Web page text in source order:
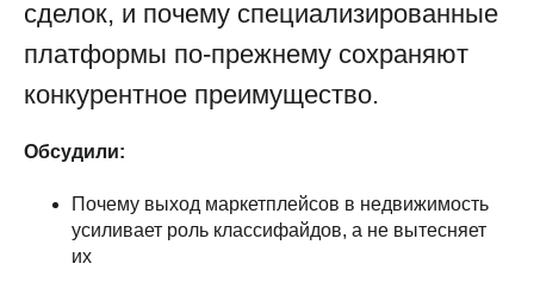
сделок, и почему специализированные
платформы по-прежнему сохраняют
конкурентное преимущество.
Обсудили:
Почему выход маркетплейсов в недвижимость
усиливает роль классифайдов, а не вытесняет
их